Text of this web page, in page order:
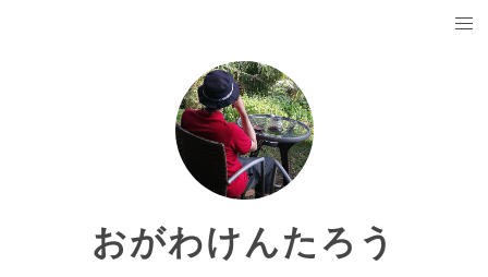
おがわけんたろう